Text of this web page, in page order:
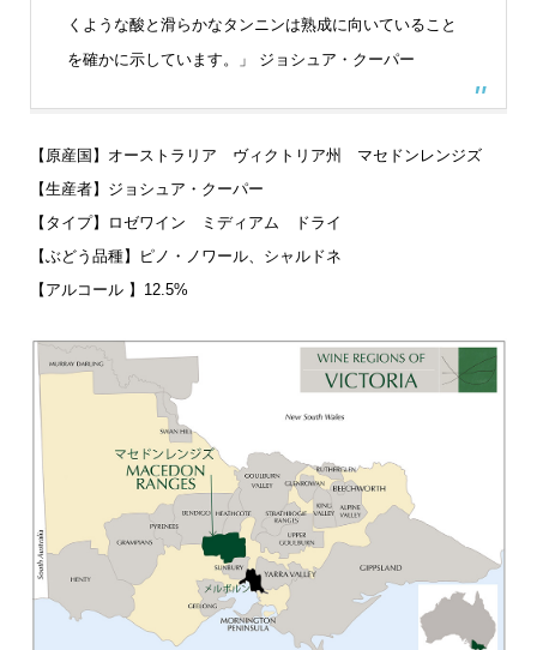
くような酸と滑らかなタンニンは熟成に向いていること
を確かに示しています。」
ジョシュア・クーパー
【原産国】オーストラリア ヴィクトリア州 マセドンレンジズ
【生産者】ジョシュア・クーパー
【タイプ】ロゼワイン ミディアム ドライ
【ぶどう品種】ピノ・ノワール、シャルドネ
【アルコール 】12.5%